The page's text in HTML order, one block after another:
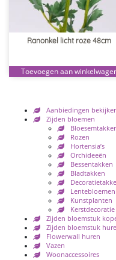
Aanbiedingen
Zijden bloemen
Rozen
Hortensia’s
Orchideeën
Bessentakken
Bladtakken
Lentebloemen
Kunstplanten
Kerstdecoratie
Zijden bloemstuk
Zijden bloemstuk
Flowerwall huren
Vazen
Woonaccessoires
Ranonkel licht roze 48cm
Toevoegen aan